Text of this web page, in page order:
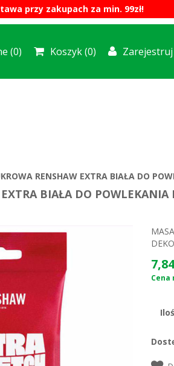
przy zakupach za min. 99zł!
(0) Koszyk (0)
RENSHAW EXTRA BIAŁA DO
BIAŁA DO POWLEKANIA
Cena